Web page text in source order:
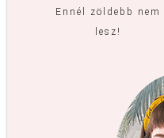
Ennél zöldebb nem
lesz!